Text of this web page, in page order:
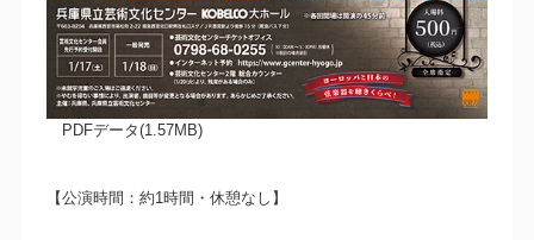
PDFデータ(1.57MB)
【公演時間：約1時間・休憩なし】